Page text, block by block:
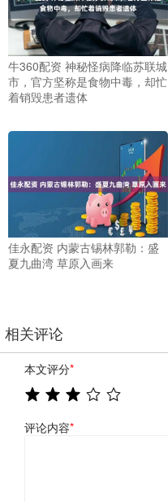
牛360配资 神秘怪病降临苏联城
市，官方坚称是食物中毒，却忙
着销毁患者遗体
佳永配资 内蒙古锡林郭勒：盛
夏九曲湾 草原入画来
相关评论
本文评分*
评论内容*